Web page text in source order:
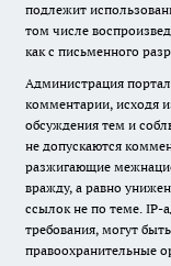
подлежит
том числе
как с письменного
Администрация
комментарии, исходя
обсуждения тем и
не допускаются
разжигающие
вражду, а равно
ссылок не по теме. IP-
требования, могут
правоохранительные